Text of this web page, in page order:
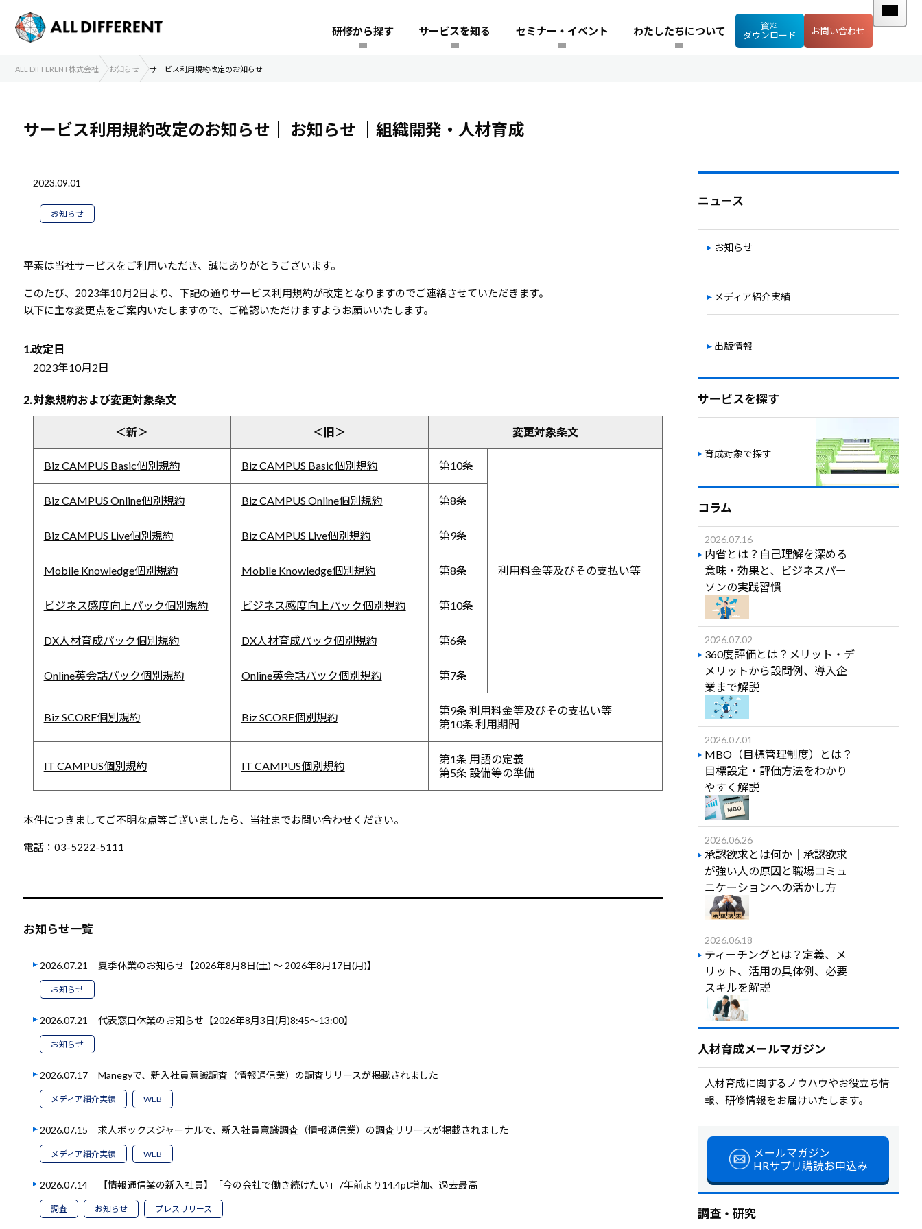
研修から探す サービスを知る セミナー・イベント わたしたちについて
資料
ダウンロード
お問い合わせ
ALL DIFFERENT株式会社 お知らせ サービス利用規約改定のお知らせ
サービス利用規約改定のお知らせ｜ お知らせ ｜組織開発・人材育成
2023.09.01
お知らせ
平素は当社サービスをご利用いただき、誠にありがとうございます。
このたび、2023年10月2日より、下記の通りサービス利用規約が改定となりますのでご連絡させていただきます。
以下に主な変更点をご案内いたしますので、ご確認いただけますようお願いいたします。
1.改定日
2023年10月2日
2. 対象規約および変更対象条文
＜新＞ ＜旧＞ 変更対象条文
Biz CAMPUS Basic個別規約 Biz CAMPUS Basic個別規約 第10条
利用料金等及びその支払い等
Biz CAMPUS Online個別規約 Biz CAMPUS Online個別規約 第8条
Biz CAMPUS Live個別規約 Biz CAMPUS Live個別規約 第9条
Mobile Knowledge個別規約 Mobile Knowledge個別規約 第8条
ビジネス感度向上パック個別規約 ビジネス感度向上パック個別規約 第10条
DX人材育成パック個別規約 DX人材育成パック個別規約 第6条
Online英会話パック個別規約 Online英会話パック個別規約 第7条
Biz SCORE個別規約 Biz SCORE個別規約
第9条 利用料金等及びその支払い等
第10条 利用期間
IT CAMPUS個別規約 IT CAMPUS個別規約
第1条 用語の定義
第5条 設備等の準備
本件につきましてご不明な点等ございましたら、当社までお問い合わせください。
電話：03-5222-5111
お知らせ一覧
2026.07.21 夏季休業のお知らせ【2026年8月8日(土) ～ 2026年8月17日(月)】
お知らせ
2026.07.21 代表窓口休業のお知らせ【2026年8月3日(月)8:45～13:00】
お知らせ
2026.07.17 Manegyで、新入社員意識調査（情報通信業）の調査リリースが掲載されました
メディア紹介実績 WEB
2026.07.15 求人ボックスジャーナルで、新入社員意識調査（情報通信業）の調査リリースが掲載されました
メディア紹介実績 WEB
2026.07.14 【情報通信業の新入社員】「今の会社で働き続けたい」7年前より14.4pt増加、過去最高
調査 お知らせ プレスリリース
ニュース
お知らせ
メディア紹介実績
出版情報
サービスを探す
育成対象で探す
コラム
2026.07.16
内省とは？自己理解を深める
意味・効果と、ビジネスパー
ソンの実践習慣
2026.07.02
360度評価とは？メリット・デ
メリットから設問例、導入企
業まで解説
2026.07.01
MBO（目標管理制度）とは？
目標設定・評価方法をわかり
やすく解説
2026.06.26
承認欲求とは何か｜承認欲求
が強い人の原因と職場コミュ
ニケーションへの活かし方
2026.06.18
ティーチングとは？定義、メ
リット、活用の具体例、必要
スキルを解説
人材育成メールマガジン
人材育成に関するノウハウやお役立ち情
報、研修情報をお届けいたします。
メールマガジン
HRサプリ購読お申込み
調査・研究